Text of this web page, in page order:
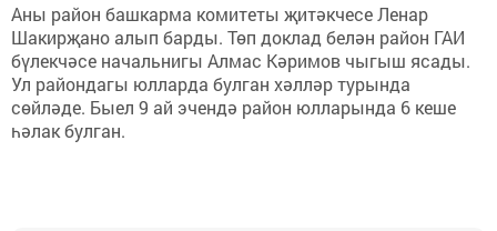
Аны район башкарма комитеты җитәкчесе Ленар
Шакирҗано алып барды. Төп доклад белән район ГАИ
бүлекчәсе начальнигы Алмас Кәримов чыгыш ясады.
Ул райондагы юлларда булган хәлләр турында
сөйләде. Быел 9 ай эчендә район юлларында 6 кеше
һәлак булган.